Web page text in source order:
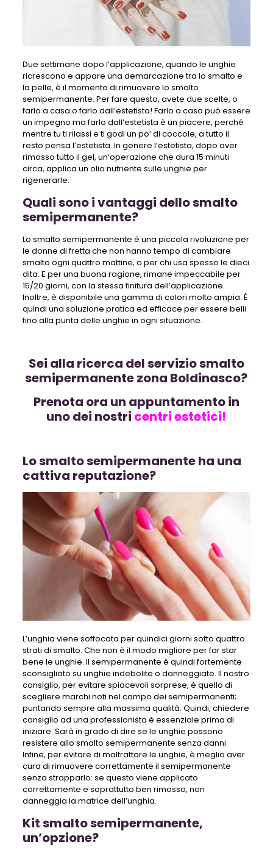
Due settimane dopo l’applicazione, quando le unghie
ricrescono e appare una demarcazione tra lo smalto e
la pelle, è il momento di rimuovere lo smalto
semipermanente. Per fare questo, avete due scelte, o
farlo a casa o farlo dall’estetista! Farlo a casa può essere
un impegno ma farlo dall’estetista è un piacere, perché
mentre tu ti rilassi e ti godi un po’ di coccole, a tutto il
resto pensa l’estetista. In genere l’estetista, dopo aver
rimosso tutto il gel, un’operazione che dura 15 minuti
circa, applica un olio nutriente sulle unghie per
rigenerarle.
Quali sono i vantaggi dello smalto
semipermanente?
Lo smalto semipermanente è una piccola rivoluzione per
le donne di fretta che non hanno tempo di cambiare
smalto ogni quattro mattine, o per chi usa spesso le dieci
dita. E per una buona ragione, rimane impeccabile per
15/20 giorni, con la stessa finitura dell’applicazione.
Inoltre, è disponibile una gamma di colori molto ampia. È
quindi una soluzione pratica ed efficace per essere belli
fino alla punta delle unghie in ogni situazione.
Sei alla ricerca del servizio smalto
semipermanente zona Boldinasco?
Prenota ora un appuntamento in
uno dei nostri centri estetici!
Lo smalto semipermanente ha una
cattiva reputazione?
L’unghia viene soffocata per quindici giorni sotto quattro
strati di smalto. Che non è il modo migliore per far star
bene le unghie. Il semipermanente è quindi fortemente
sconsigliato su unghie indebolite o danneggiate. Il nostro
consiglio, per evitare spiacevoli sorprese, è quello di
scegliere marchi noti nel campo dei semipermanenti;
puntando sempre alla massima qualità. Quindi, chiedere
consiglio ad una professionista è essenziale prima di
iniziare. Sarà in grado di dire se le unghie possono
resistere allo smalto semipermanente senza danni.
Infine, per evitare di maltrattare le unghie, è meglio aver
cura di rimuovere correttamente il semipermanente
senza strapparlo: se questo viene applicato
correttamente e soprattutto ben rimosso, non
danneggia la matrice dell’unghia.
Kit smalto semipermanente,
un’opzione?